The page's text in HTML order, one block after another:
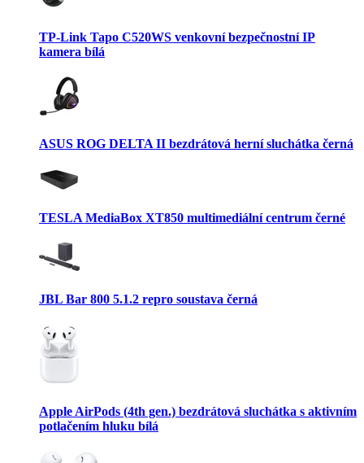
TP-Link Tapo C520WS venkovní bezpečnostní IP
kamera bílá
ASUS ROG DELTA II bezdrátová herní sluchátka černá
TESLA MediaBox XT850 multimediální centrum černé
JBL Bar 800 5.1.2 repro soustava černá
Apple AirPods (4th gen.) bezdrátová sluchátka s aktivním
potlačením hluku bílá